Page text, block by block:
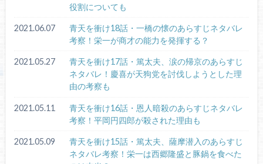
役割についても
2021.06.07
青天を衝け18話・一橋の懐のあらすじネタバレ
考察！栄一が商才の能力を発揮する？
2021.05.27
青天を衝け17話・篤太夫、涙の帰京のあらすじ
ネタバレ！慶喜が天狗党を討伐しようとした理
由の考察も
2021.05.11
青天を衝け16話・恩人暗殺のあらすじネタバレ
考察！平岡円四郎が殺された理由も
2021.05.09
青天を衝け15話・篤太夫、薩摩潜入のあらすじ
ネタバレ考察！栄一は西郷隆盛と豚鍋を食べた